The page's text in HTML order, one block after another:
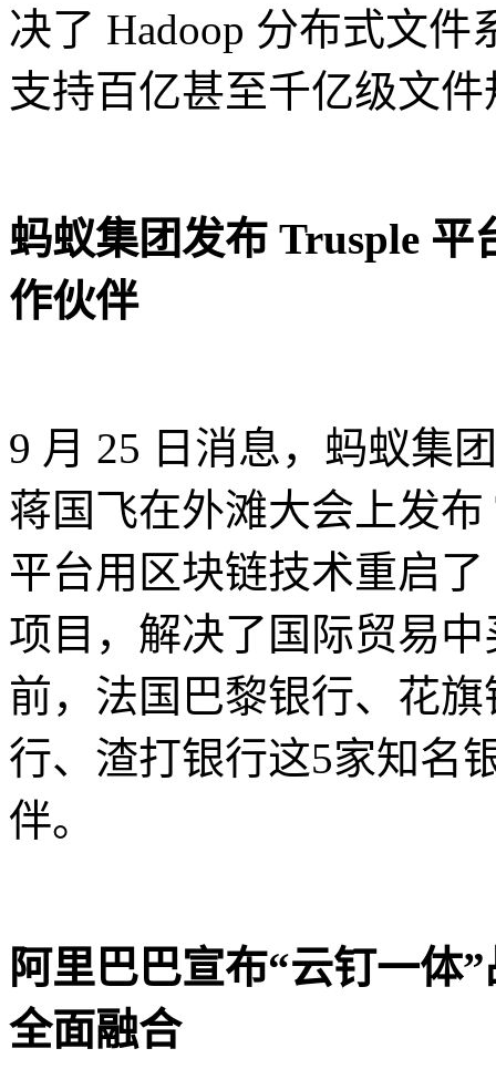
决了 Hadoop 分布式文
支持百亿甚至千亿级文
蚂蚁集团发布 Trusple
作伙伴
9 月 25 日消息，蚂蚁集
蒋国飞在外滩大会上发布
平台用区块链技术重启
项目，解决了国际贸易
前，法国巴黎银行、花
行、渣打银行这5家知名
伴。
阿里巴巴宣布“云钉一体
全面融合